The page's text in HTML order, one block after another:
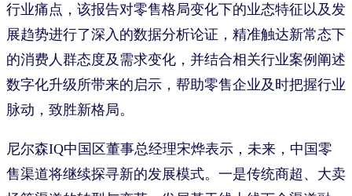
行业痛点，该报告对零售格局变化下的业态特征以及发
展趋势进行了深入的数据分析论证，精准触达新常态下
的消费人群态度及需求变化，并结合相关行业案例阐述
数字化升级所带来的启示，帮助零售企业及时把握行业
脉动，致胜新格局。
尼尔森IQ中国区董事总经理宋烨表示，未来，中国零
售渠道将继续探寻新的发展模式。一是传统商超、大卖